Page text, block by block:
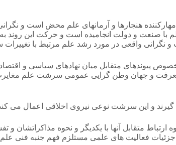
هنجارها و آرمانهای علم محض است و
علم با صنعت و دولت انجامیده است و حرکت
نگرانی واقعی در مورد رشد علم مرتبط با
پیوندهای متقابل میان نهادهای سیاسی و
و جهان وطن گرایی عمومی سرشت علم
و این سرشت نوعی نیروی اخلاقی اعمال می
متقابل آنها با یکدیگر و نحوه مذاکراتشان و
جزئیات فعالیت های علمی مستلزم فهم جنبه فنی